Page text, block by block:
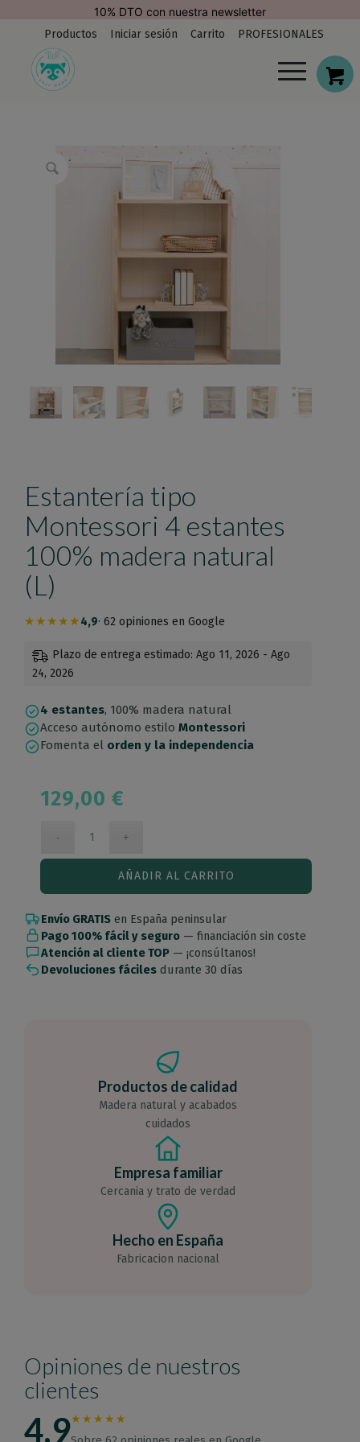
10% DTO con nuestra newsletter
Productos
Iniciar sesión Carrito PROFESIONALES
Estantería tipo
Montessori 4 estantes
100% madera natural
(L)
★★★★★4,9· 62 opiniones en Google
Plazo de entrega estimado: Ago 11, 2026 - Ago
24, 2026
4 estantes, 100% madera natural
Acceso autónomo estiloMontessori
Fomenta el orden y la independencia
129,00€
AÑADIR AL CARRITO
Envío GRATIS en España peninsular
Pago 100% fácil y seguro — financiación sin coste
Atención al cliente TOP — ¡consúltanos!
Devoluciones fáciles durante 30 días
Productos de calidad
Madera natural y acabados
cuidados
Empresa familiar
Cercania y trato de verdad
Hecho en España
Fabricacion nacional
Opiniones de nuestros
clientes
4,9★★★★★
modal-check